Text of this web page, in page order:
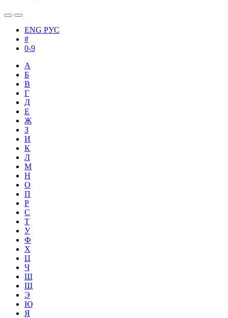
ENG РУС
#
0-9
А
Б
В
Г
Д
Е
Ж
З
И
К
Л
М
Н
О
П
Р
С
Т
У
Ф
Х
Ц
Ч
Ш
Щ
Э
Ю
Я